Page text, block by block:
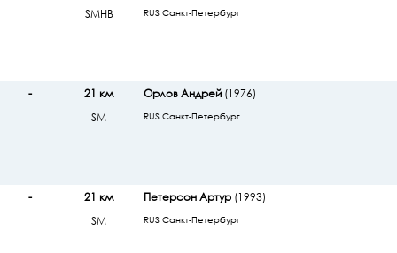
SМHB
RUS Санкт-Петербург
-
21 км
SМ
Орлов Андрей(1976)
RUS Санкт-Петербург
-
21 км
SМ
Петерсон Артур(1993)
RUS Санкт-Петербург